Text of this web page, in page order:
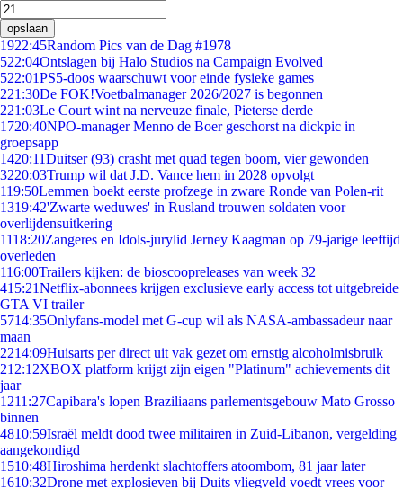
opslaan
1922:45Random Pics van de Dag #1978
522:04Ontslagen bij Halo Studios na Campaign Evolved
522:01PS5-doos waarschuwt voor einde fysieke games
221:30De FOK!Voetbalmanager 2026/2027 is begonnen
221:03Le Court wint na nerveuze finale, Pieterse derde
1720:40NPO-manager Menno de Boer geschorst na dickpic in
groepsapp
1420:11Duitser (93) crasht met quad tegen boom, vier gewonden
3220:03Trump wil dat J.D. Vance hem in 2028 opvolgt
119:50Lemmen boekt eerste profzege in zware Ronde van Polen-rit
1319:42'Zwarte weduwes' in Rusland trouwen soldaten voor
overlijdensuitkering
1118:20Zangeres en Idols-jurylid Jerney Kaagman op 79-jarige leeftijd
overleden
116:00Trailers kijken: de bioscoopreleases van week 32
415:21Netflix-abonnees krijgen exclusieve early access tot uitgebreide
GTA VI trailer
5714:35Onlyfans-model met G-cup wil als NASA-ambassadeur naar
maan
2214:09Huisarts per direct uit vak gezet om ernstig alcoholmisbruik
212:12XBOX platform krijgt zijn eigen "Platinum" achievements dit
jaar
1211:27Capibara's lopen Braziliaans parlementsgebouw Mato Grosso
binnen
4810:59Israël meldt dood twee militairen in Zuid-Libanon, vergelding
aangekondigd
1510:48Hiroshima herdenkt slachtoffers atoombom, 81 jaar later
1610:32Drone met explosieven bij Duits vliegveld voedt vrees voor